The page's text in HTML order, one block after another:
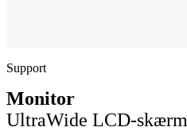
Support
Monitor
UltraWide LCD-skærm